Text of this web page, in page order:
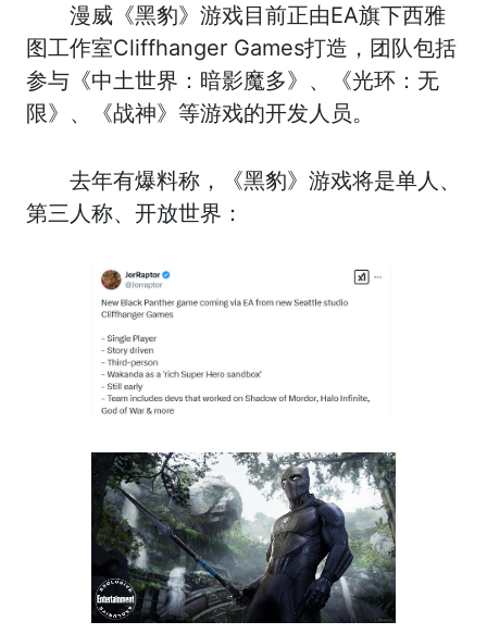
漫威《黑豹》游戏目前正由EA旗下西雅
图工作室Cliffhanger Games打造，团队包括
参与《中土世界：暗影魔多》、《光环：无
限》、《战神》等游戏的开发人员。
去年有爆料称，《黑豹》游戏将是单人、
第三人称、开放世界：